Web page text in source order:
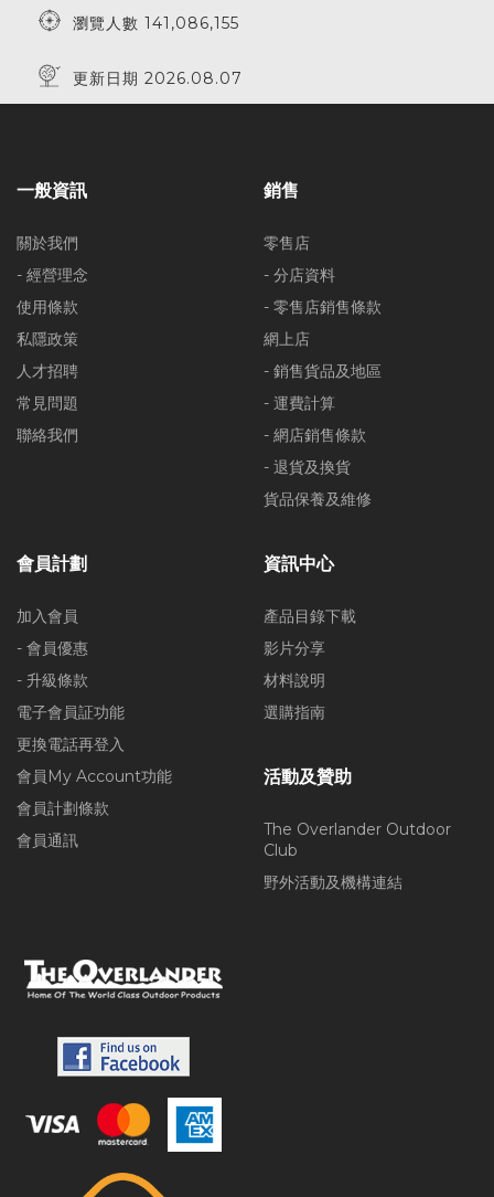
瀏覽人數 141,086,155
更新日期 2026.08.07
一般資訊
關於我們
- 經營理念
使用條款
私隱政策
人才招聘
常見問題
聯絡我們
銷售
零售店
- 分店資料
- 零售店銷售條款
網上店
- 銷售貨品及地區
- 運費計算
- 網店銷售條款
- 退貨及換貨
貨品保養及維修
會員計劃
加入會員
- 會員優惠
- 升級條款
電子會員証功能
更換電話再登入
會員My Account功能
會員計劃條款
會員通訊
資訊中心
產品目錄下載
影片分享
材料說明
選購指南
活動及贊助
The Overlander Outdoor
Club
野外活動及機構連結